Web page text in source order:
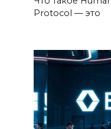
Protocol — это